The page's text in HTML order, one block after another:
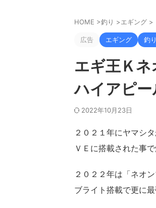
HOME >釣り >エギング >
広告 エギング 釣り
エギ王Ｋ
ハイアピー
2022年10月23日
２０２１年にヤマシ
ＶＥに搭載された事
２０２２年は「ネオ
ブライト搭載で更に最